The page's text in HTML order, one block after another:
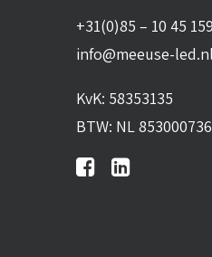
+31(0)85 – 10 45 159
info@meeuse-led.nl
KvK: 58353135
BTW: NL